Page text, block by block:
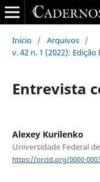
Início / Arquivos /
v. 42 n. 1 (2022):
Entrevista
Alexey Kurilenko
Universidade Federal
https://orcid.org/0000-